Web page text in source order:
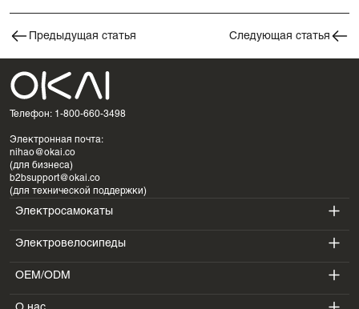
Предыдущая статья Следующая статья
Телефон: 1-800-660-3498
Электронная почта:
nihao@okai.co
(для бизнеса)
b2bsupport@okai.co
(для технической поддержки)
Электросамокаты
ES400A
ES410
Электровелосипеды
EB100B
OEM/ODM
SV3